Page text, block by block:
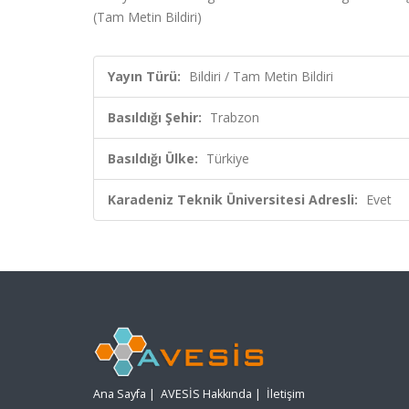
(Tam Metin Bildiri)
Yayın Türü: Bildiri / Tam Metin Bildiri
Basıldığı Şehir: Trabzon
Basıldığı Ülke: Türkiye
Karadeniz Teknik Üniversitesi Adresli: Evet
Ana Sayfa | AVESİS Hakkında | İletişim